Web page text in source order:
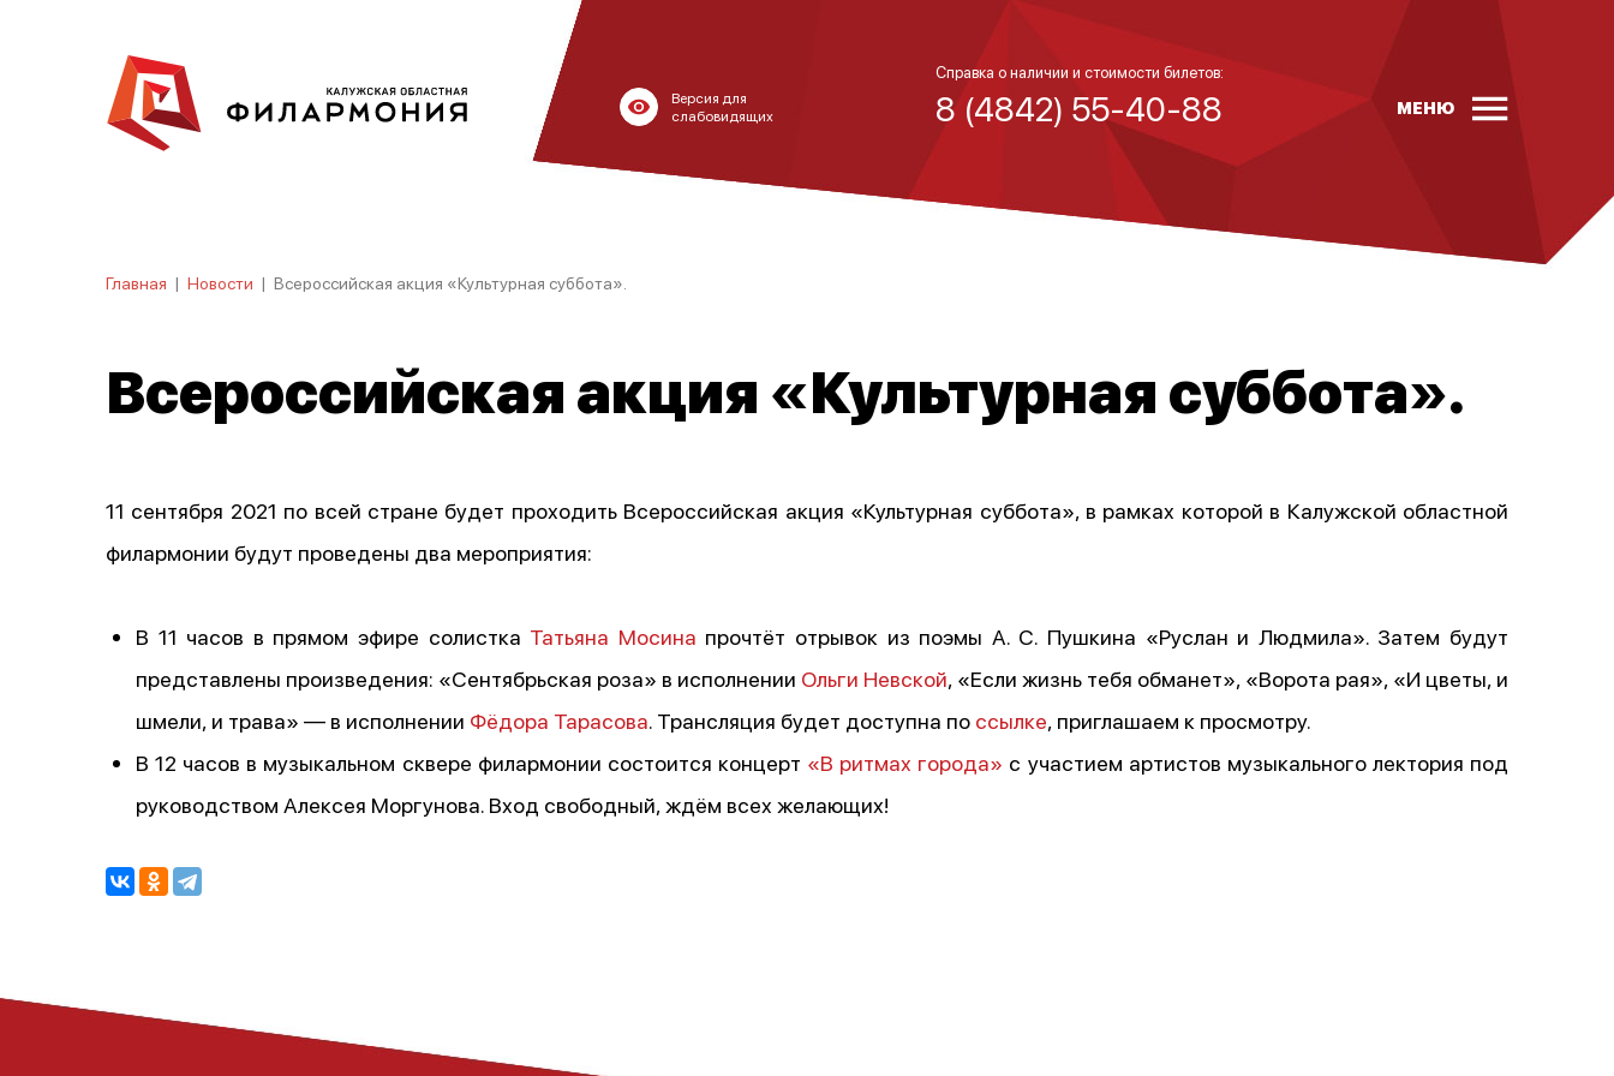
Версия для
слабовидящих
Справка о наличии и стоимости билетов:
8 (4842) 55-40-88 МЕНЮ
Главная | Новости | Всероссийская акция «Культурная суббота».
Всероссийская акция «Культурная суббота».
11 сентября 2021 по всей стране будет проходить Всероссийская акция «Культурная суббота», в рамках которой в Калужской областной
филармонии будут проведены два мероприятия:
В 11 часов в прямом эфире солистка Татьяна Мосина прочтёт отрывок из поэмы А. С. Пушкина «Руслан и Людмила». Затем будут
представлены произведения: «Сентябрьская роза» в исполнении Ольги Невской, «Если жизнь тебя обманет», «Ворота рая», «И цветы, и
шмели, и трава» — в исполнении Фёдора Тарасова. Трансляция будет доступна по ссылке, приглашаем к просмотру.
В 12 часов в музыкальном сквере филармонии состоится концерт «В ритмах города» с участием артистов музыкального лектория под
руководством Алексея Моргунова. Вход свободный, ждём всех желающих!